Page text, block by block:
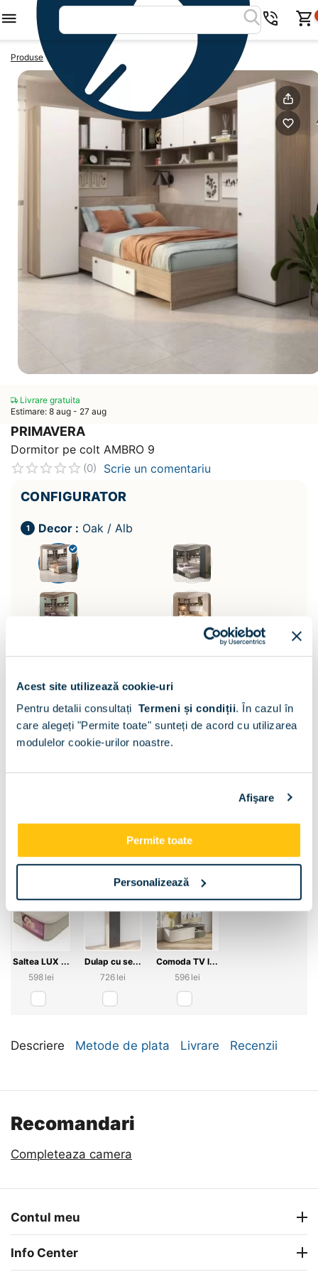
Acest site utilizează cookie-uri
Pentru detalii consultați Termeni și condiții. În cazul în
care alegeți "Permite toate" sunteți de acord cu utilizarea
modulelor cookie-urilor noastre.
Afişare
Permite toate
Personalizează
Produse Dormitoare colt Dormitor pe colt AMBRO 9
Livrare gratuita
Estimare: 8 aug - 27 aug
PRIMAVERA
Dormitor pe colt AMBRO 9
(0) Scrie un comentariu
CONFIGURATOR
Decor : Oak / Alb
Sertar pat:
Fara Sertar pat
Saltea LUX ...
‍598‍ lei
Dulap cu se...
‍726‍ lei
Comoda TV l...
‍596‍ lei
Descriere Metode de plata Livrare Recenzii
Recomandari
Completeaza camera
Contul meu
Info Center